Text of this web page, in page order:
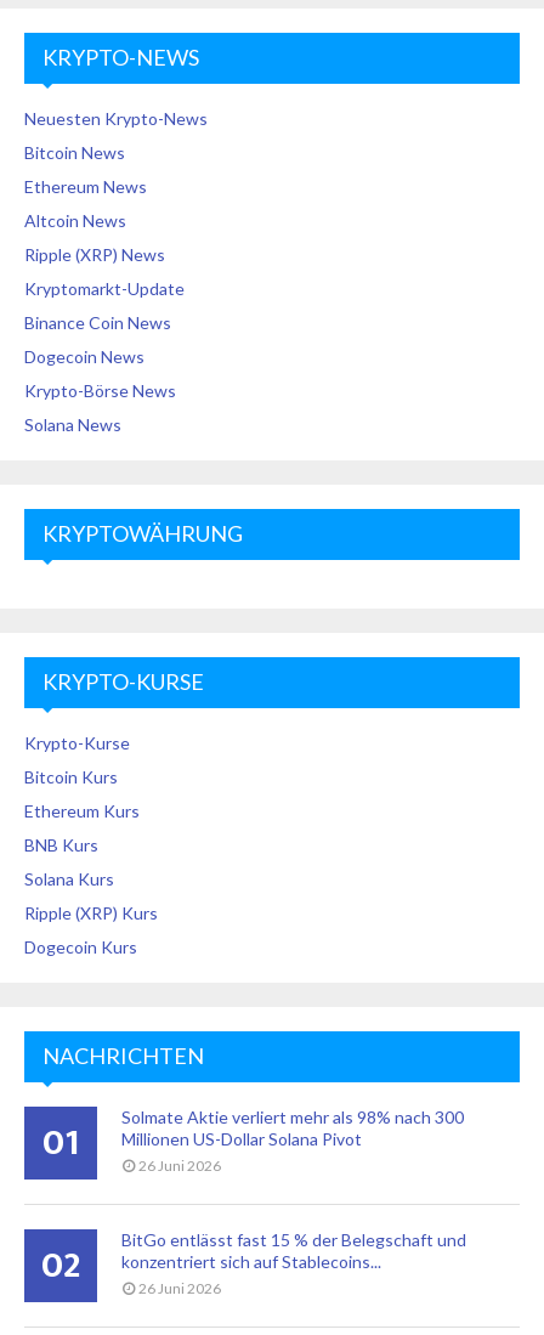
KRYPTO-NEWS
Neuesten Krypto-News
Bitcoin News
Ethereum News
Altcoin News
Ripple (XRP) News
Kryptomarkt-Update
Binance Coin News
Dogecoin News
Krypto-Börse News
Solana News
KRYPTOWÄHRUNG
KRYPTO-KURSE
Krypto-Kurse
Bitcoin Kurs
Ethereum Kurs
BNB Kurs
Solana Kurs
Ripple (XRP) Kurs
Dogecoin Kurs
NACHRICHTEN
01
Solmate Aktie verliert mehr als 98% nach 300
Millionen US-Dollar Solana Pivot
26 Juni 2026
02
BitGo entlässt fast 15 % der Belegschaft und
konzentriert sich auf Stablecoins...
26 Juni 2026